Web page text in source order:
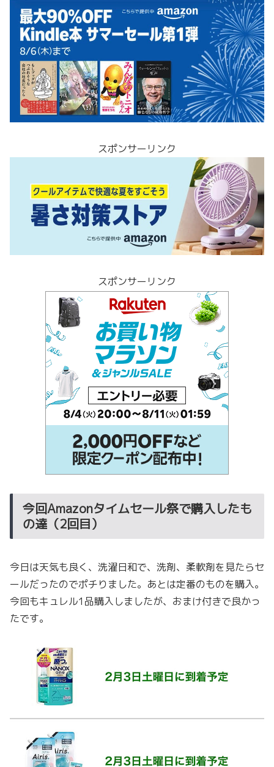
スポンサーリンク
スポンサーリンク
今回Amazonタイムセール祭で購入したも
の達（2回目）
今日は天気も良く、洗濯日和で、洗剤、柔軟剤を見たらセ
ールだったのでポチりました。あとは定番のものを購入。
今回もキュレル1品購入しましたが、おまけ付きで良かっ
たです。